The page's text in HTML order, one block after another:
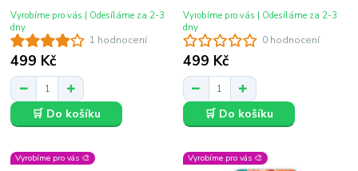
1 hodnocení
499 Kč
Vyrobíme pro vás | Odesíláme za 2-3
dny
🛒 Do košíku
0 hodnocení
499 Kč
Vyrobíme pro vás | Odesíláme za 2-3
dny
🛒 Do košíku
Vyrobíme pro vás 🎨 Vyrobíme pro vás 🎨